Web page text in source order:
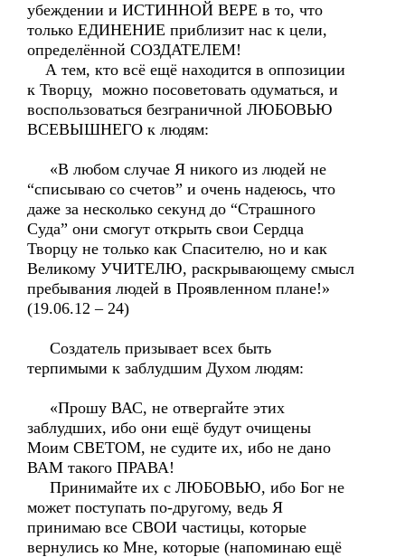
убеждении и ИСТИННОЙ ВЕРЕ в то, что
только ЕДИНЕНИЕ приблизит нас к цели,
определённой СОЗДАТЕЛЕМ!
А тем, кто всё ещё находится в оппозиции
к Творцу, можно посоветовать одуматься, и
воспользоваться безграничной ЛЮБОВЬЮ
ВСЕВЫШНЕГО к людям:
«В любом случае Я никого из людей не
“списываю со счетов” и очень надеюсь, что
даже за несколько секунд до “Страшного
Суда” они смогут открыть свои Сердца
Творцу не только как Спасителю, но и как
Великому УЧИТЕЛЮ, раскрывающему смысл
пребывания людей в Проявленном плане!»
(19.06.12 – 24)
Создатель призывает всех быть
терпимыми к заблудшим Духом людям:
«Прошу ВАС, не отвергайте этих
заблудших, ибо они ещё будут очищены
Моим СВЕТОМ, не судите их, ибо не дано
ВАМ такого ПРАВА!
Принимайте их с ЛЮБОВЬЮ, ибо Бог не
может поступать по-другому, ведь Я
принимаю все СВОИ частицы, которые
вернулись ко Мне, которые (напоминаю ещё